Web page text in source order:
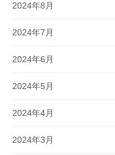
2024年8月
2024年7月
2024年6月
2024年5月
2024年4月
2024年3月